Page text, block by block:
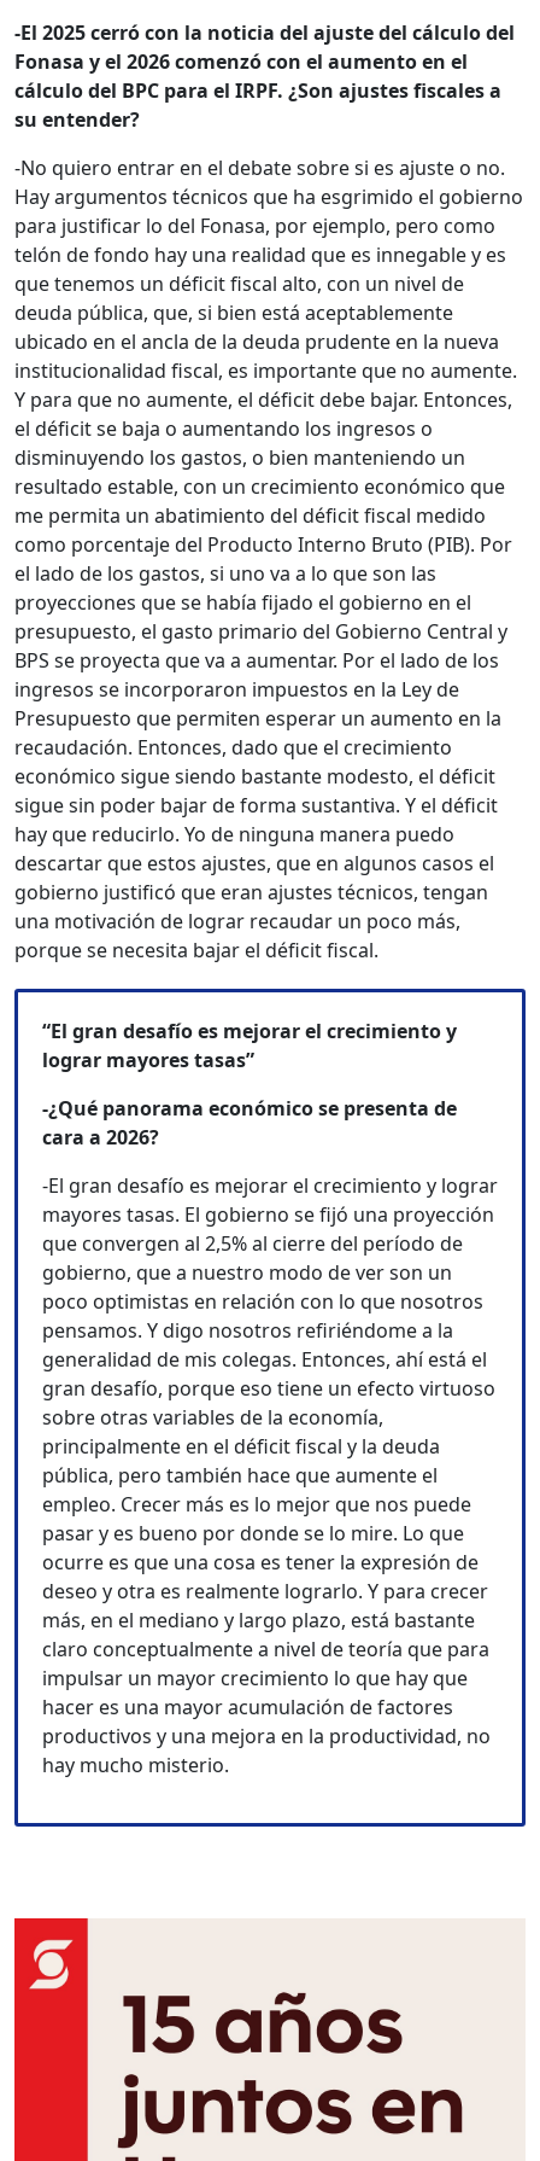
-El 2025 cerró con la noticia del ajuste del cálculo del
Fonasa y el 2026 comenzó con el aumento en el
cálculo del BPC para el IRPF. ¿Son ajustes fiscales a
su entender?
-No quiero entrar en el debate sobre si es ajuste o no.
Hay argumentos técnicos que ha esgrimido el gobierno
para justificar lo del Fonasa, por ejemplo, pero como
telón de fondo hay una realidad que es innegable y es
que tenemos un déficit fiscal alto, con un nivel de
deuda pública, que, si bien está aceptablemente
ubicado en el ancla de la deuda prudente en la nueva
institucionalidad fiscal, es importante que no aumente.
Y para que no aumente, el déficit debe bajar. Entonces,
el déficit se baja o aumentando los ingresos o
disminuyendo los gastos, o bien manteniendo un
resultado estable, con un crecimiento económico que
me permita un abatimiento del déficit fiscal medido
como porcentaje del Producto Interno Bruto (PIB). Por
el lado de los gastos, si uno va a lo que son las
proyecciones que se había fijado el gobierno en el
presupuesto, el gasto primario del Gobierno Central y
BPS se proyecta que va a aumentar. Por el lado de los
ingresos se incorporaron impuestos en la Ley de
Presupuesto que permiten esperar un aumento en la
recaudación. Entonces, dado que el crecimiento
económico sigue siendo bastante modesto, el déficit
sigue sin poder bajar de forma sustantiva. Y el déficit
hay que reducirlo. Yo de ninguna manera puedo
descartar que estos ajustes, que en algunos casos el
gobierno justificó que eran ajustes técnicos, tengan
una motivación de lograr recaudar un poco más,
porque se necesita bajar el déficit fiscal.
“El gran desafío es mejorar el crecimiento y
lograr mayores tasas”
-¿Qué panorama económico se presenta de
cara a 2026?
-El gran desafío es mejorar el crecimiento y lograr
mayores tasas. El gobierno se fijó una proyección
que convergen al 2,5% al cierre del período de
gobierno, que a nuestro modo de ver son un
poco optimistas en relación con lo que nosotros
pensamos. Y digo nosotros refiriéndome a la
generalidad de mis colegas. Entonces, ahí está el
gran desafío, porque eso tiene un efecto virtuoso
sobre otras variables de la economía,
principalmente en el déficit fiscal y la deuda
pública, pero también hace que aumente el
empleo. Crecer más es lo mejor que nos puede
pasar y es bueno por donde se lo mire. Lo que
ocurre es que una cosa es tener la expresión de
deseo y otra es realmente lograrlo. Y para crecer
más, en el mediano y largo plazo, está bastante
claro conceptualmente a nivel de teoría que para
impulsar un mayor crecimiento lo que hay que
hacer es una mayor acumulación de factores
productivos y una mejora en la productividad, no
hay mucho misterio.